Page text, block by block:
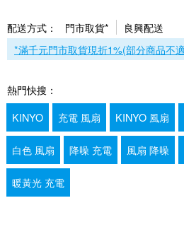
配送方式： 門市取貨*
良興配送
*滿千元門市取貨現折1%(部分商品不
熱門快搜：
KINYO
充電 風扇 KINYO 風扇
白色 風扇 降噪 充電 風扇 降噪
暖黃光 充電